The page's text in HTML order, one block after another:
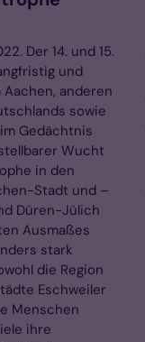
Der 14. und 15.
und
anderen
sowie
Gedächtnis
Wucht
in den
Stadt und –
Düren-Jülich
Ausmaßes
stark
die Region
Eschweiler
Menschen
ihre